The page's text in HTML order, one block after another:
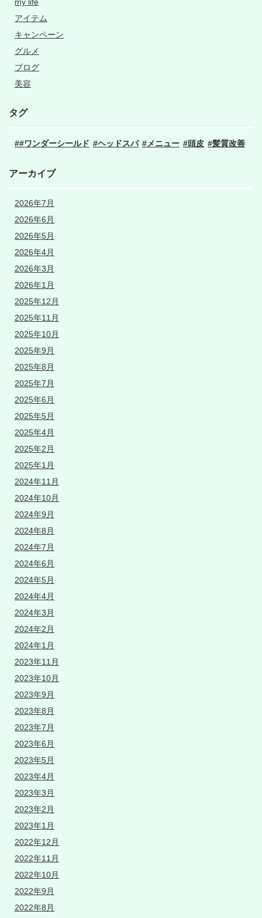
アイテム
キャンペーン
グルメ
ブログ
美容
タグ
#ワンダーシールド ヘッドスパ メニュー 頭皮 髪質改善
アーカイブ
2026年7月
2026年6月
2026年5月
2026年4月
2026年3月
2026年1月
2025年12月
2025年11月
2025年10月
2025年9月
2025年8月
2025年7月
2025年6月
2025年5月
2025年4月
2025年2月
2025年1月
2024年11月
2024年10月
2024年9月
2024年8月
2024年7月
2024年6月
2024年5月
2024年4月
2024年3月
2024年2月
2024年1月
2023年11月
2023年10月
2023年9月
2023年8月
2023年7月
2023年6月
2023年5月
2023年4月
2023年3月
2023年2月
2023年1月
2022年12月
2022年11月
2022年10月
2022年9月
2022年8月